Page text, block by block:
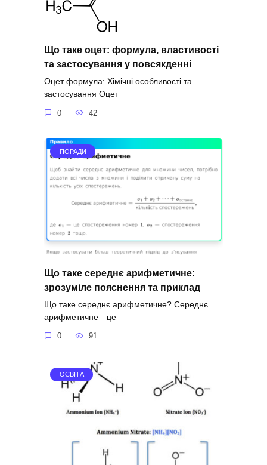
Що таке оцет: формула, властивості
та застосування у повсякденні
Оцет формула: Хімічні особливості та
застосування Оцет
0 42
ПОРАДИ
Що таке середнє арифметичне:
зрозуміле пояснення та приклад
Що таке середнє арифметичне? Середнє
арифметичне—це
0 91
ОСВІТА